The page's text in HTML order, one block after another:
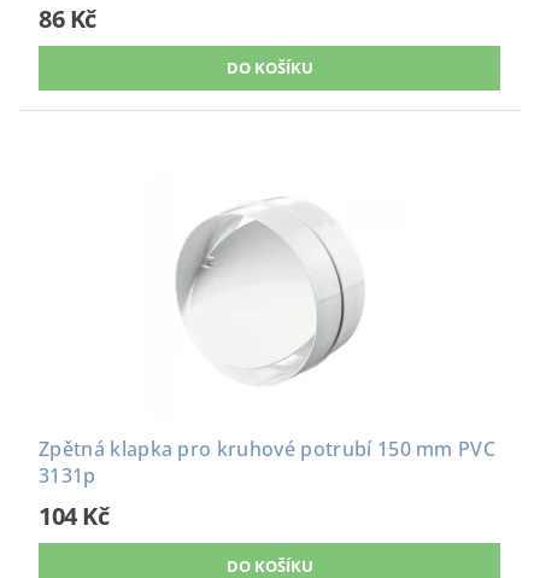
86 Kč
Zpětná klapka pro kruhové potrubí 150 mm PVC
3131p
104 Kč